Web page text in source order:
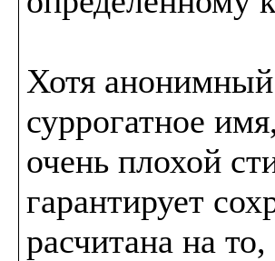
Хотя анонимный
суррогатное
очень плохой
гарантирует
расчитана на